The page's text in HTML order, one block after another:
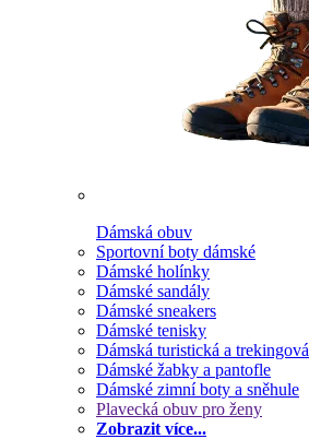
Dámská obuv
Sportovní boty dámské
Dámské holínky
Dámské sandály
Dámské sneakers
Dámské tenisky
Dámská turistická a
Dámské žabky a pantofle
Dámské zimní boty a sněhule
Plavecká obuv pro ženy
Zobrazit více...